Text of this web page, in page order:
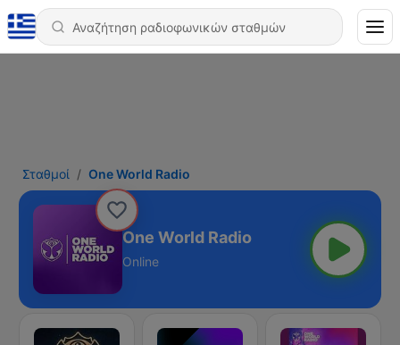
Σταθμοί One World Radio
One World Radio
Online